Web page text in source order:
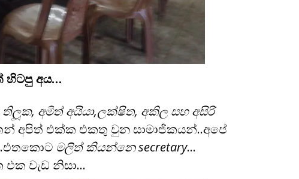
හිටපු අය…
අමිත් අයියා,ලක්ෂිත, අකිල සහ අසිරි
අපිත් එක්ක එකතු වුන සාමාජිකයන්..අපේ
මලිත් කියන්නෙ secretary…
එක වැඩ නිසා…